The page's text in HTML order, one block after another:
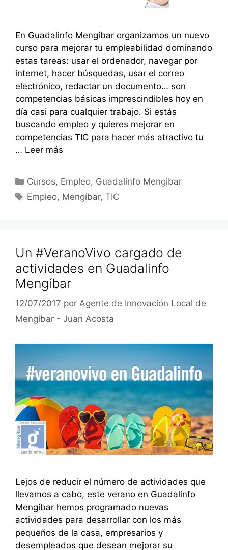
En Guadalinfo Mengíbar organizamos un nuevo
curso para mejorar tu empleabilidad dominando
estas tareas: usar el ordenador, navegar por
internet, hacer búsquedas, usar el correo
electrónico, redactar un documento… son
competencias básicas imprescindibles hoy en
día casi para cualquier trabajo. Si estás
buscando empleo y quieres mejorar en
competencias TIC para hacer más atractivo tu
… Leer más
Categorías
Cursos, Empleo, Guadalinfo Mengibar
Etiquetas
Empleo, Mengíbar,TIC
Un #VeranoVivo cargado de
actividades en Guadalinfo
Mengíbar
12/07/2017 por Agente de Innovación Local de
Mengíbar - Juan Acosta
Lejos de reducir el número de actividades que
llevamos a cabo, este verano en Guadalinfo
Mengíbar hemos programado nuevas
actividades para desarrollar con los más
pequeños de la casa, empresarios y
desempleados que desean mejorar su